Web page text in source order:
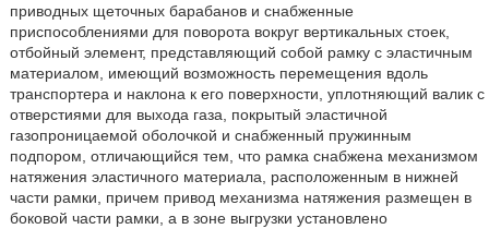
приводных щеточных барабанов и снабженные
приспособлениями для поворота вокруг вертикальных стоек,
отбойный элемент, представляющий собой рамку с эластичным
материалом, имеющий возможность перемещения вдоль
транспортера и наклона к его поверхности, уплотняющий валик с
отверстиями для выхода газа, покрытый эластичной
газопроницаемой оболочкой и снабженный пружинным
подпором, отличающийся тем, что рамка снабжена механизмом
натяжения эластичного материала, расположенным в нижней
части рамки, причем привод механизма натяжения размещен в
боковой части рамки, а в зоне выгрузки установлено